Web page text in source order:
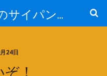
エーストマトのサイパンダイビング日記
24日
！